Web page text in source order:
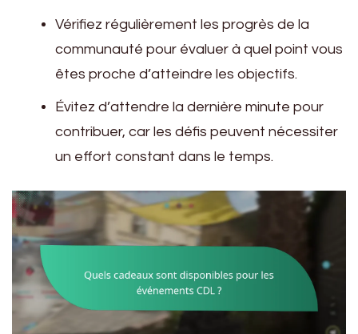
Vérifiez régulièrement les progrès de la
communauté pour évaluer à quel point vous
êtes proche d’atteindre les objectifs.
Évitez d’attendre la dernière minute pour
contribuer, car les défis peuvent nécessiter
un effort constant dans le temps.